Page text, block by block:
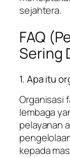
sejahtera.
FAQ
Sering
1. Apa itu
Organisasi
lembaga
pelayanan
kepada